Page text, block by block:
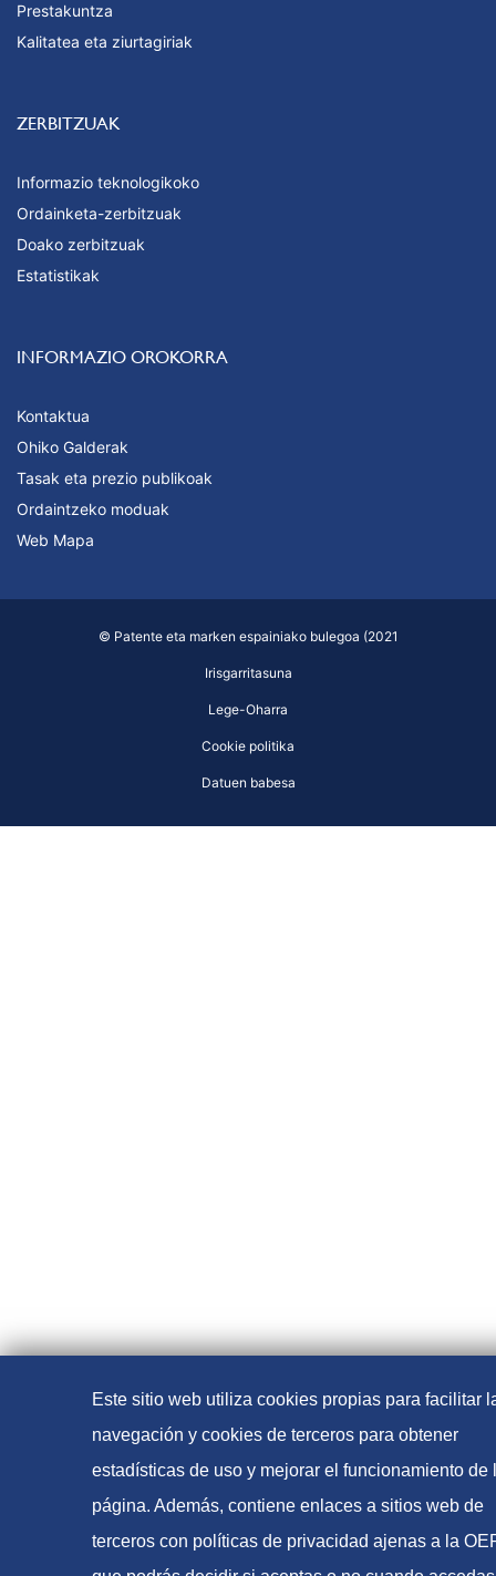
Prestakuntza
Kalitatea eta ziurtagiriak
ZERBITZUAK
Informazio teknologikoko
Ordainketa-zerbitzuak
Doako zerbitzuak
Estatistikak
INFORMAZIO OROKORRA
Kontaktua
Ohiko Galderak
Tasak eta prezio publikoak
Ordaintzeko moduak
Web Mapa
© Patente eta marken espainiako bulegoa (2021
Irisgarritasuna
Lege-Oharra
Cookie politika
Datuen babesa
Este sitio web utiliza cookies propias para facilitar
navegación y cookies de terceros para obtener
estadísticas de uso y mejorar el funcionamiento de
página. Además, contiene enlaces a sitios web de
terceros con políticas de privacidad ajenas a la